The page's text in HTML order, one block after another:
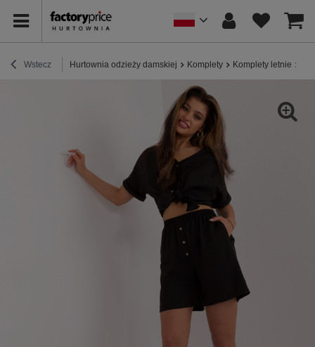
Wstecz Hurtownia odzieży damskiej Komplety Komplety letnie